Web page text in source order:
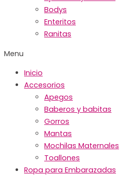
Bodys
Enteritos
Ranitas
Menu
Inicio
Accesorios
Apegos
Baberos y babitas
Gorros
Mantas
Mochilas Maternales
Toallones
Ropa para Embarazadas